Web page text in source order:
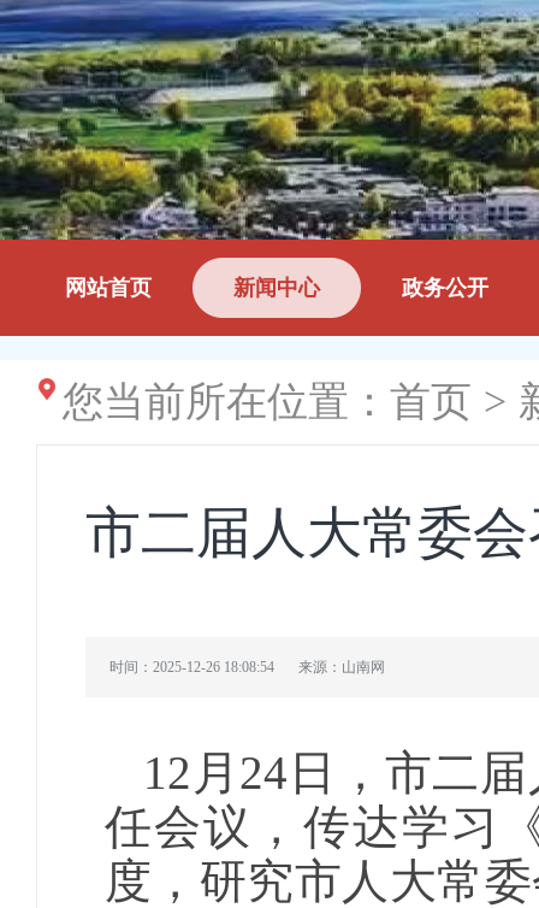
网站首页 新闻中心 政务公开
您当前所在位置： 首页 >
市二届人大常委
时间：2025-12-26 18:08:54 来源：山南网
12月24日，市二
任会议，传达学习
度，研究市人大常